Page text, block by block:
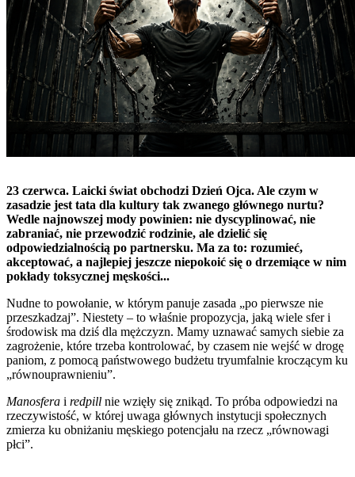
23 czerwca. Laicki świat obchodzi Dzień Ojca. Ale czym w
zasadzie jest tata dla kultury tak zwanego głównego nurtu?
Wedle najnowszej mody powinien: nie dyscyplinować, nie
zabraniać, nie przewodzić rodzinie, ale dzielić się
odpowiedzialnością po partnersku. Ma za to: rozumieć,
akceptować, a najlepiej jeszcze niepokoić się o drzemiące w nim
pokłady toksycznej męskości...
Nudne to powołanie, w którym panuje zasada „po pierwsze nie
przeszkadzaj”. Niestety – to właśnie propozycja, jaką wiele sfer i
środowisk ma dziś dla mężczyzn. Mamy uznawać samych siebie za
zagrożenie, które trzeba kontrolować, by czasem nie wejść w drogę
paniom, z pomocą państwowego budżetu tryumfalnie kroczącym ku
„równouprawnieniu”.
Manosfera i redpill nie wzięły się znikąd. To próba odpowiedzi na
rzeczywistość, w której uwaga głównych instytucji społecznych
zmierza ku obniżaniu męskiego potencjału na rzecz „równowagi
płci”.